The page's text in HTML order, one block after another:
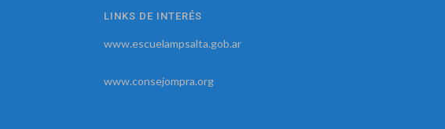
LINKS DE INTERÉS
www.escuelampsalta.gob.ar
www.consejompra.org